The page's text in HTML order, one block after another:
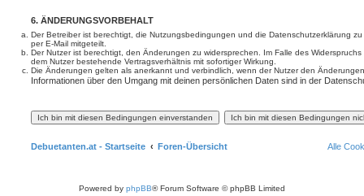
6. ÄNDERUNGSVORBEHALT
Der Betreiber ist berechtigt, die Nutzungsbedingungen und die Datenschutzerklärung
per E-Mail mitgeteilt.
Der Nutzer ist berechtigt, den Änderungen zu widersprechen. Im Falle des
dem Nutzer bestehende Vertragsverhältnis mit sofortiger Wirkung.
Die Änderungen gelten als anerkannt und verbindlich, wenn der Nutzer den
Informationen über den Umgang mit deinen persönlichen Daten sind in der
Debuetanten.at - Startseite Foren-Übersicht Alle
Powered by phpBB® Forum Software © phpBB Limited